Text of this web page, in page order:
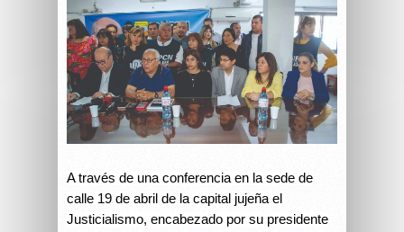
A través de una conferencia en la sede de
calle 19 de abril de la capital jujeña el
Justicialismo, encabezado por su presidente